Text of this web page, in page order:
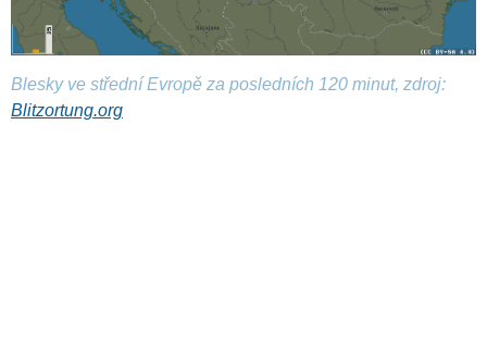
Blesky ve střední Evropě za posledních 120 minut, zdroj:
Blitzortung.org